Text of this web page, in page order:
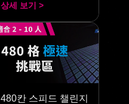
상세 보기 >
480칸 스피드 챌린지